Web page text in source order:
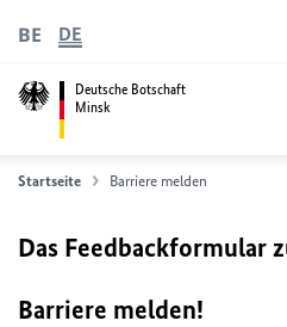
Deutsche Botschaft
Minsk
BE DE
Startseite Barriere melden
Das Feedbackformular
Barriere melden!